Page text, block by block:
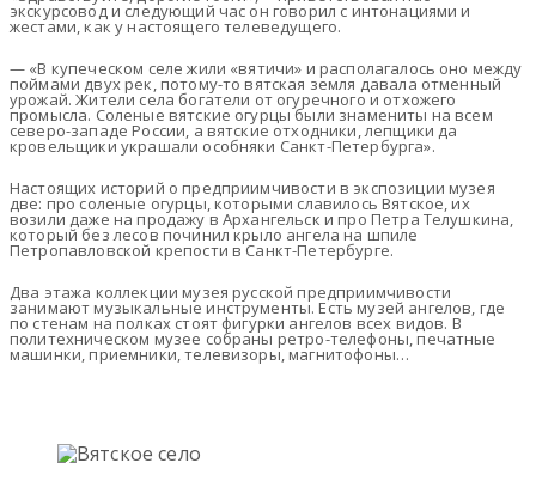
экскурсовод и следующий час он говорил с интонациями и
жестами, как у настоящего телеведущего.
— «В купеческом селе жили «вятичи» и располагалось оно между
поймами двух рек, потому-то вятская земля давала отменный
урожай. Жители села богатели от огуречного и отхожего
промысла. Соленые вятские огур­цы были знамениты на всем
северо-западе России, а вятские отходники, лепщики да
кровельщики украшали особняки Санкт-Петербурга».
Настоящих историй о предприимчивости в экспозиции музея
две: про соленые огурцы, которыми славилось Вятское, их
возили даже на продажу в Архангельск и про Петра Телушкина,
который без лесов починил крыло ангела на шпиле
Петропавловской крепости в Санкт-Петербурге.
Два этажа коллекции музея русской предприимчивости
занимают музыкальные инструменты. Есть музей ангелов, где
по стенам на полках стоят фигурки ангелов всех видов. В
политехническом музее собраны ретро-телефоны, печатные
машинки, приемники, телевизоры, магнитофоны…